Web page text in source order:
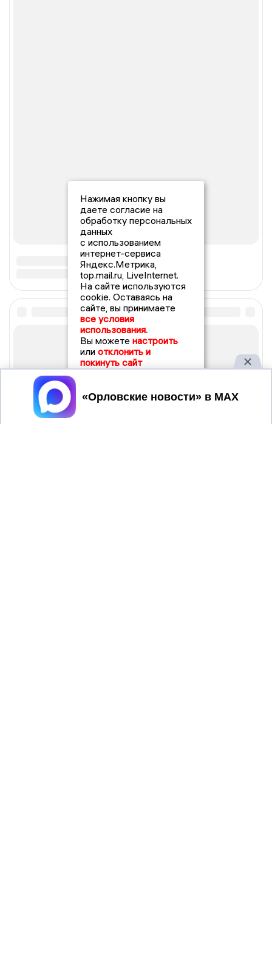
Нажимая кнопку вы
даете согласие на
обработку персональных
данных
с использованием
интернет-сервиса
Яндекс.Метрика,
top.mail.ru, LiveInternet.
На сайте используются
cookie. Оставаясь на
сайте, вы принимаете
все условия
использования.
Вы можете настроить
или отклонить и
покинуть сайт
Принять